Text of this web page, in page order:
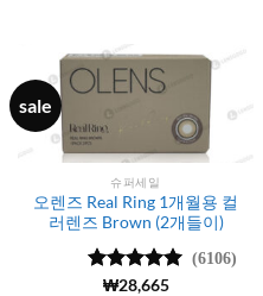
sale
슈퍼세일
오렌즈 Real Ring 1개월용 컬
러렌즈 Brown (2개들이)
5 중에서
(6106)
₩28,665